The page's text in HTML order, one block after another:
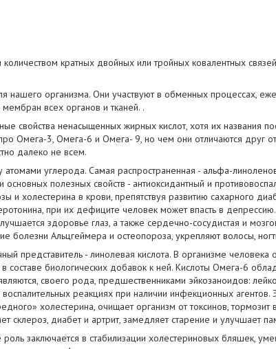
кратных двойных или тройных ковалентных
нашего организма. Они участвуют в обменных процессах,
всех органов и тканей. .
свойства ненасыщенных жирных кислот, хотя их названия
Омега-3, Омега-6 и Омега- 9, но чем они отличаются друг
далеко не всем.
углерода. Самая распространенная - альфа-
полезных свойств - антиоксидантный и
и холестерина в крови, препятствуя развитию сахарного
при их дефиците человек может впасть в
здоровье глаз, а также сердечно-сосудистая и
болезни Альцгеймера и остеопороза, укрепляют волосы,
представитель - линолевая кислота. В организме человека
составе биологических добавок к ней. Кислоты Омега-6
своего рода, предшественниками эйкозаноидов:
реакциях при наличии инфекционных агентов.
холестерина, очищает организм от токсинов, тормозит
склероз, диабет и артрит, замедляет старение и улучшает
заключается в стабилизации холестериновых бляшек,